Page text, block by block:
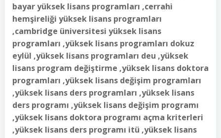
bayar yüksek lisans programları ,cerrahi
hemşireliği yüksek lisans programları
,cambridge üniversitesi yüksek lisans
programları ,yüksek lisans programları dokuz
eylül ,yüksek lisans programları deu ,yüksek
lisans program değiştirme ,yüksek lisans doktora
programları ,yüksek lisans değişim programları
,yüksek lisans ders programları ,yüksek lisans
ders programı ,yüksek lisans değişim programı
,yüksek lisans doktora programı açma kriterleri
,yüksek lisans ders programı itü ,yüksek lisans